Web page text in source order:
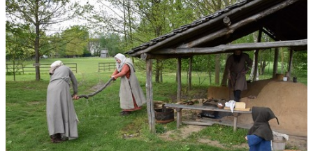
Galerie▼
Le costume▼
Le mobilier